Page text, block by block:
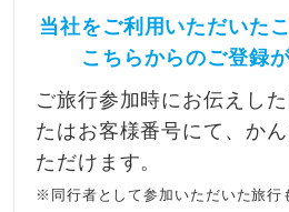
当社をご利用いただいた
こちらからのご登録
ご旅行参加時にお伝えし
たはお客様番号にて、か
ただけます。
※同行者として参加いただいた旅行